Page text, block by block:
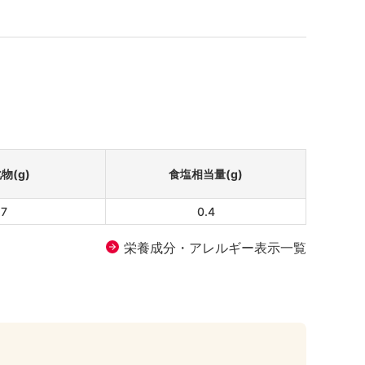
物(g) 食塩相当量(g)
0.4
栄養成分・アレルギー表示一覧